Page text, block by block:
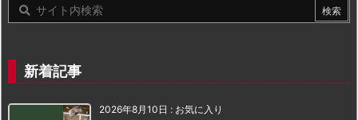
新着記事
2026年8月10日 : お気に入り